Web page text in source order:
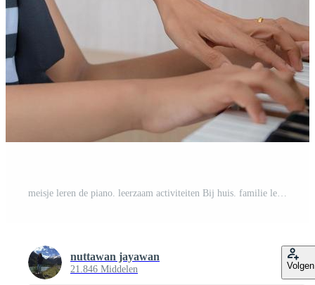
nuttawan jayawan
21.846 Middelen Volgen